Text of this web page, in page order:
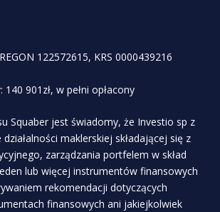
122572615, KRS 0000439216
140 901zł, w pełni opłacony
Squaber jest świadomy, że Investio sp z
maklerskiej składającej się z
zarządzania portfelem w skład
lub więcej instrumentów finansowych
rekomendacji dotyczących
finansowych ani jakiejkolwiek